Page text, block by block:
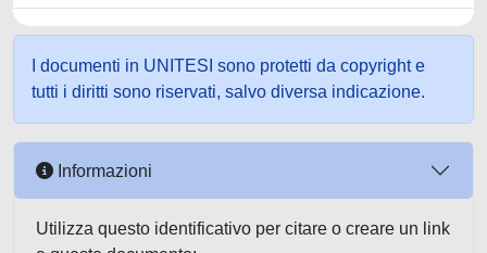
I documenti in UNITESI sono protetti da copyright e
tutti i diritti sono riservati, salvo diversa indicazione.
Informazioni
Utilizza questo identificativo per citare o creare un link